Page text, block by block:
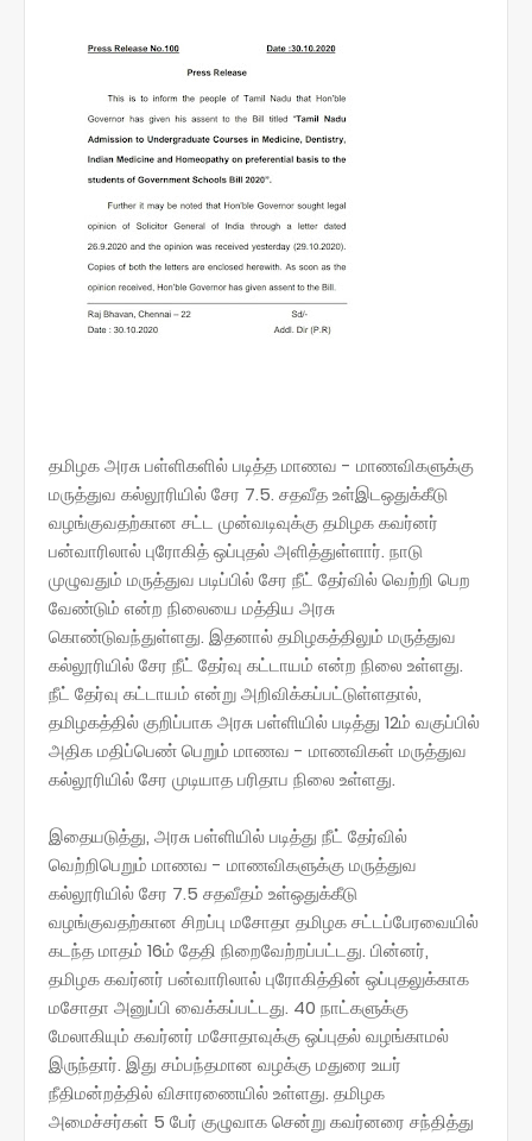
தமிழக அரசு பள்ளிகளில் படித்த மாணவ - மாணவிகளுக்கு
மருத்துவ கல்லூரியில் சேர 7.5. சதவீத உள்இடஒதுக்கீடு
வழங்குவதற்கான சட்ட முன்வடிவுக்கு தமிழக கவர்னர்
பன்வாரிலால் புரோகித் ஒப்புதல் அளித்துள்ளார். நாடு
முழுவதும் மருத்துவ படிப்பில் சேர நீட் தேர்வில் வெற்றி பெற
வேண்டும் என்ற நிலையை மத்திய அரசு
கொண்டுவந்துள்ளது. இதனால் தமிழகத்திலும் மருத்துவ
கல்லூரியில் சேர நீட் தேர்வு கட்டாயம் என்ற நிலை உள்ளது.
நீட் தேர்வு கட்டாயம் என்று அறிவிக்கப்பட்டுள்ளதால்,
தமிழகத்தில் குறிப்பாக அரசு பள்ளியில் படித்து 12ம் வகுப்பில்
அதிக மதிப்பெண் பெறும் மாணவ - மாணவிகள் மருத்துவ
கல்லூரியில் சேர முடியாத பரிதாப நிலை உள்ளது.
இதையடுத்து, அரசு பள்ளியில் படித்து நீட் தேர்வில்
வெற்றிபெறும் மாணவ - மாணவிகளுக்கு மருத்துவ
கல்லூரியில் சேர 7.5 சதவீதம் உள்ஒதுக்கீடு
வழங்குவதற்கான சிறப்பு மசோதா தமிழக சட்டப்பேரவையில்
கடந்த மாதம் 16ம் தேதி நிறைவேற்றப்பட்டது. பின்னர்,
தமிழக கவர்னர் பன்வாரிலால் புரோகித்தின் ஒப்புதலுக்காக
மசோதா அனுப்பி வைக்கப்பட்டது. 40 நாட்களுக்கு
மேலாகியும் கவர்னர் மசோதாவுக்கு ஒப்புதல் வழங்காமல்
இருந்தார். இது சம்பந்தமான வழக்கு மதுரை உயர்
நீதிமன்றத்தில் விசாரணையில் உள்ளது. தமிழக
அமைச்சர்கள் 5 பேர் குழுவாக சென்று கவர்னரை சந்தித்து